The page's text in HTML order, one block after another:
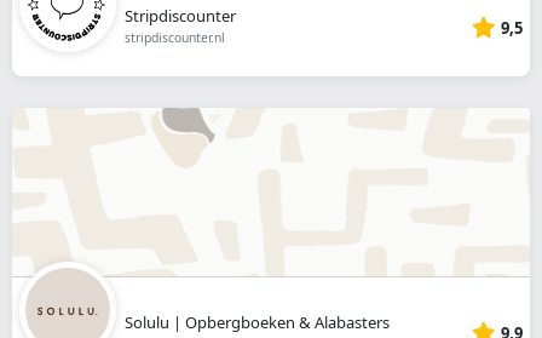
Stripdiscounter
stripdiscounter.nl 9,5
Solulu | Opbergboeken & Alabasters
9,9